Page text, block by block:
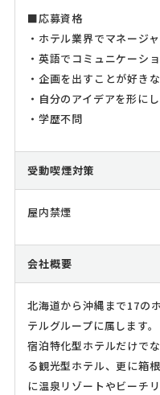
■応募資格
・ホテル業界でマネージ
・英語でコミュニケーシ
・企画を出すことが好き
・自分のアイデアを形に
・学歴不問
受動喫煙対策
屋内禁煙
会社概要
北海道から沖縄まで17の
テルグループに属します。
宿泊特化型ホテルだけで
る観光型ホテル、更に箱
に温泉リゾートやビーチ